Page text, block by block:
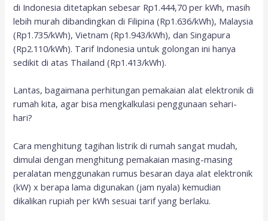
di Indonesia ditetapkan sebesar Rp1.444,70 per kWh, masih
lebih murah dibandingkan di Filipina (Rp1.636/kWh), Malaysia
(Rp1.735/kWh), Vietnam (Rp1.943/kWh), dan Singapura
(Rp2.110/kWh). Tarif Indonesia untuk golongan ini hanya
sedikit di atas Thailand (Rp1.413/kWh).
Lantas, bagaimana perhitungan pemakaian alat elektronik di
rumah kita, agar bisa mengkalkulasi penggunaan sehari-
hari?
Cara menghitung tagihan listrik di rumah sangat mudah,
dimulai dengan menghitung pemakaian masing-masing
peralatan menggunakan rumus besaran daya alat elektronik
(kW) x berapa lama digunakan (jam nyala) kemudian
dikalikan rupiah per kWh sesuai tarif yang berlaku.